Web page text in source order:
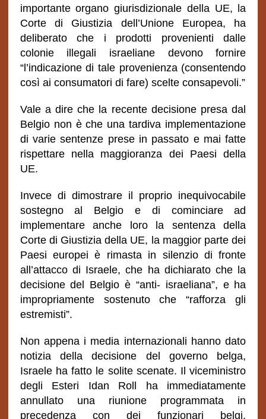
importante organo giurisdizionale della UE, la
Corte di Giustizia dell’Unione Europea, ha
deliberato che i prodotti provenienti dalle
colonie illegali israeliane devono fornire
“l’indicazione di tale provenienza (consentendo
così ai consumatori di fare) scelte consapevoli.”
Vale a dire che la recente decisione presa dal
Belgio non è che una tardiva implementazione
di varie sentenze prese in passato e mai fatte
rispettare nella maggioranza dei Paesi della
UE.
Invece di dimostrare il proprio inequivocabile
sostegno al Belgio e di cominciare ad
implementare anche loro la sentenza della
Corte di Giustizia della UE, la maggior parte dei
Paesi europei è rimasta in silenzio di fronte
all’attacco di Israele, che ha dichiarato che la
decisione del Belgio è “anti- israeliana”, e ha
impropriamente sostenuto che “rafforza gli
estremisti”.
Non appena i media internazionali hanno dato
notizia della decisione del governo belga,
Israele ha fatto le solite scenate. Il viceministro
degli Esteri Idan Roll ha immediatamente
annullato una riunione programmata in
precedenza con dei funzionari belgi,